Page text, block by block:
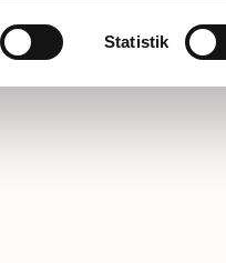
Statistik